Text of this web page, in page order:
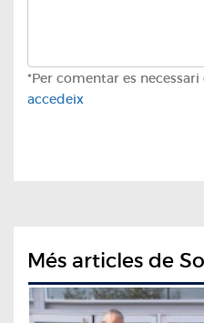
*Per comentar es
accedeix
Més articles de